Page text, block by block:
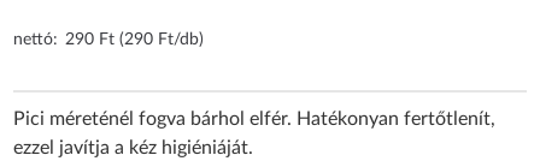
nettó: 290 Ft (290 Ft/db)
Pici méreténél fogva bárhol elfér. Hatékonyan fertőtlenít,
ezzel javítja a kéz higiéniáját.​